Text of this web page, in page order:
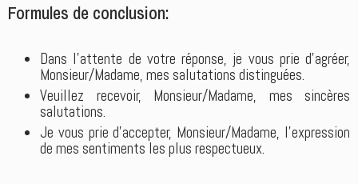
Formules de conclusion:
Dans l'attente de votre réponse, je vous prie d'agréer,
Monsieur/Madame, mes salutations distinguées.
Veuillez recevoir, Monsieur/Madame, mes sincères
salutations.
Je vous prie d'accepter, Monsieur/Madame, l'expression
de mes sentiments les plus respectueux.